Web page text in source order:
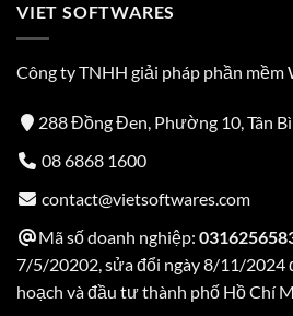
VIET SOFTWARES
Công ty TNHH giải pháp phần mềm
288 Đồng Đen, Phường 10, Tân
08 6868 1600
contact@vietsoftwares.com
Mã số doanh nghiệp:
7/5/20202, sửa đổi ngày 8/11/2024
hoạch và đầu tư thành phố Hồ Chí